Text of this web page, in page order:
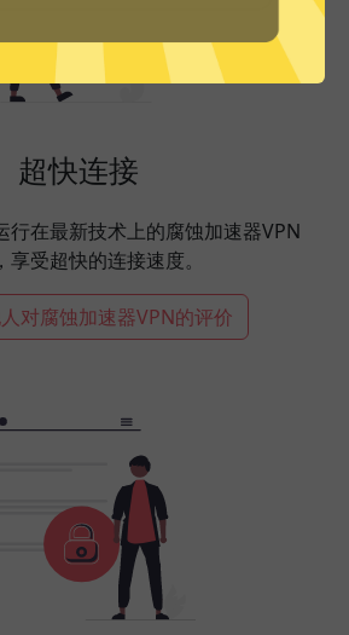
超快连接
行在最新技术上的腐蚀加速器VPN
享受超快的连接速度。
对腐蚀加速器VPN的评价